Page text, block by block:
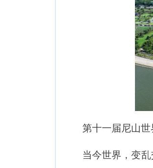
第十一届尼山
当今世界，变